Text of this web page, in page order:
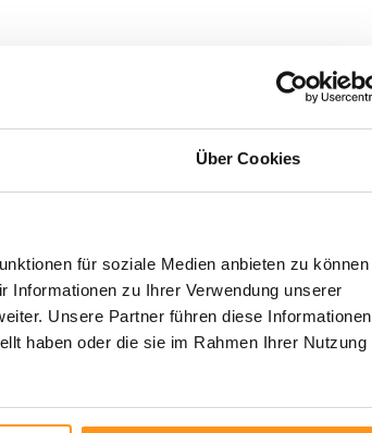
Über Cookies
für soziale Medien anbieten zu können
Informationen zu Ihrer Verwendung unserer
Unsere Partner führen diese Informationen
haben oder die sie im Rahmen Ihrer Nutzung